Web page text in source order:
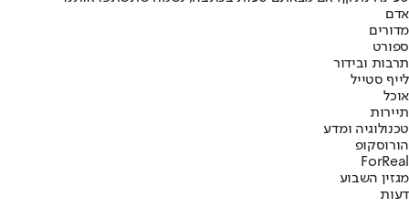
אדם
מדורים
ספורט
תרבות ובידור
לייף סטייל
אוכל
תיירות
טכנולוגיה ומדע
הורוסקופ
ForReal
מגזין השבוע
דעות